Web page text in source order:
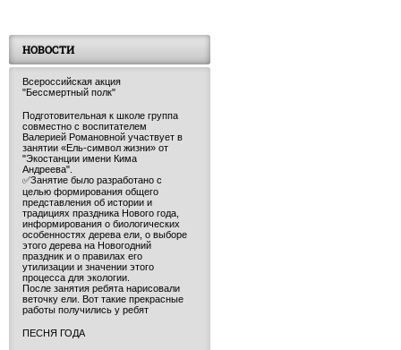
НОВОСТИ
Всероссийская акция
"Бессмертный полк"
Подготовительная к школе группа
совместно с воспитателем
Валерией Романовной участвует в
занятии «Ель-символ жизни» от
"Экостанции имени Кима
Андреева".
✅Занятие было разработано с
целью формирования общего
представления об истории и
традициях праздника Нового года,
информирования о биологических
особенностях дерева ели, о выборе
этого дерева на Новогодний
праздник и о правилах его
утилизации и значении этого
процесса для экологии.
После занятия ребята нарисовали
веточку ели. Вот такие прекрасные
работы получились у ребят
ПЕСНЯ ГОДА